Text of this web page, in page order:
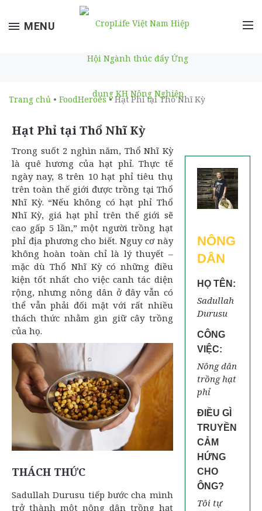
ToggleMENU
Trang chủ • FoodHeroes• Hạt Phỉ tại Thổ Nhĩ Kỳ
Hạt Phỉ tại Thổ Nhĩ Kỳ
Trong suốt 2 nghìn năm, Thổ Nhĩ Kỳ
là quê hương của hạt phỉ. Thực tế
ngày nay, 8 trên 10 hạt phỉ tiêu thụ
trên toàn thế giới được trồng tại Thổ
Nhĩ Kỳ. “Nếu không có hạt phỉ Thổ
Nhĩ Kỳ, giá hạt phỉ trên thế giới sẽ
cao gấp 5 lần,” một người trồng hạt
phỉ địa phương cho biết. Nguy cơ này
không hoàn toàn chỉ là lý thuyết –
mặc dù Thổ Nhĩ Kỳ có những điều
kiện tốt nhất cho việc canh tác diện
rộng, nhưng nông dân ở đây vẫn có
thể vẫn phải đối mặt với rất nhiều
thách thức nhằm gìn giữ cây trồng
của họ.
THÁCH THỨC
Sadullah Durusu tiếp bước cha mình
trở thành một nông dân trồng hạt
NÔNG
DÂN
HỌ TÊN:
Sadullah
Durusu
CÔNG
VIỆC:
Nông dân
trồng hạt
phỉ
ĐIỀU GÌ
TRUYỀN
CẢM
HỨNG
CHO
ÔNG?
Tôi tự